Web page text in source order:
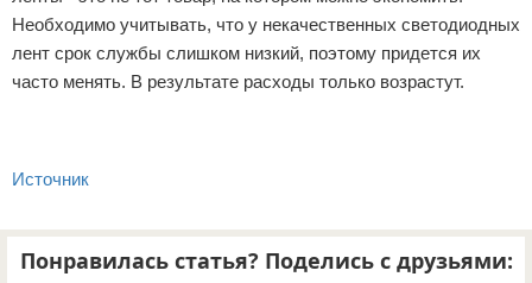
Необходимо учитывать, что у некачественных светодиодных
лент срок службы слишком низкий, поэтому придется их
часто менять. В результате расходы только возрастут.
Источник
Понравилась статья? Поделись с друзьями: